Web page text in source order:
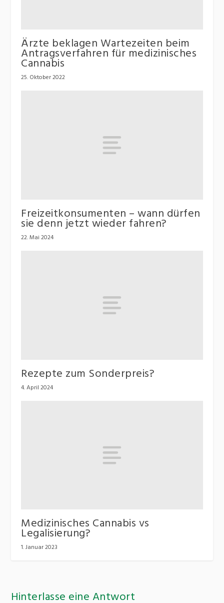
Ärzte beklagen Wartezeiten beim
Antragsverfahren für medizinisches
Cannabis
25. Oktober 2022
Freizeitkonsumenten – wann dürfen
sie denn jetzt wieder fahren?
22. Mai 2024
Rezepte zum Sonderpreis?
4. April 2024
Medizinisches Cannabis vs
Legalisierung?
1. Januar 2023
Hinterlasse eine Antwort